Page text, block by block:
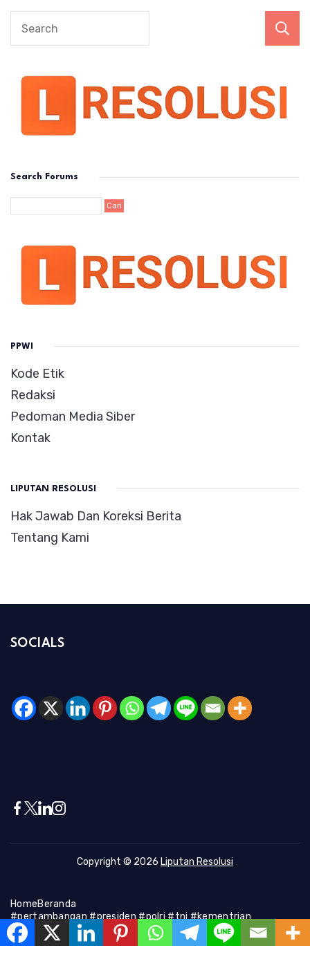
Search Forums
PPWI
Kode Etik
Redaksi
Pedoman Media Siber
Kontak
LIPUTAN RESOLUSI
Hak Jawab Dan Koreksi Berita
Tentang Kami
SOCIALS
Copyright © 2026 Liputan Resolusi
HomeBeranda
#pertambangan #presiden #polri #tni #kementrian
#presiden #Kapolri #indonesia